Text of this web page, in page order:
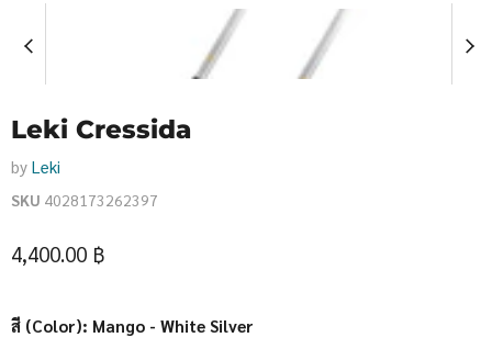
Leki Cressida
by Leki
SKU 4028173262397
Current price
4,400.00 ฿
สี (Color): Mango - White Silver